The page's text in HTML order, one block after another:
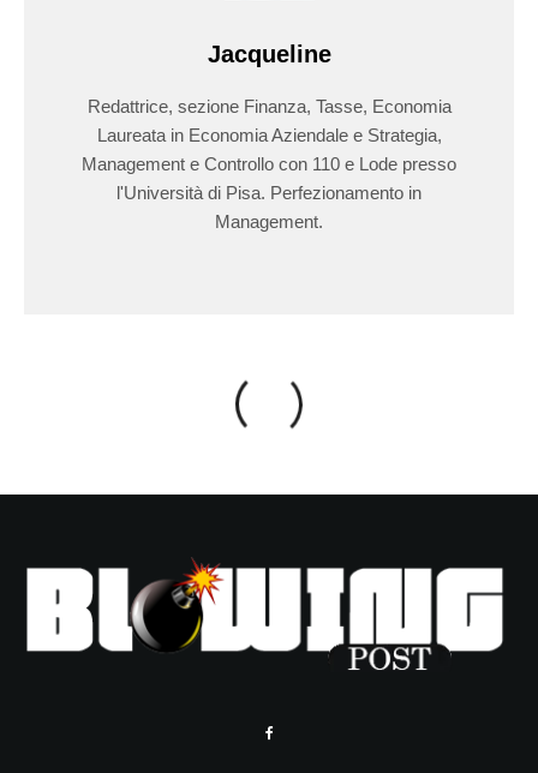
Jacqueline
Redattrice, sezione Finanza, Tasse, Economia
Laureata in Economia Aziendale e Strategia,
Management e Controllo con 110 e Lode presso
l'Università di Pisa. Perfezionamento in
Management.